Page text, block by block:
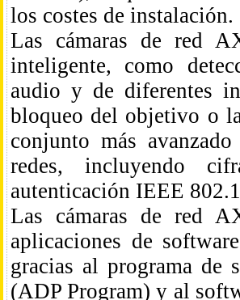
los costes de instalación.
Las cámaras de red
inteligente, como
audio y de diferentes
bloqueo del objetivo o
conjunto más
redes, incluyendo
autenticación IEEE
Las cámaras de red
aplicaciones de
gracias al programa de
(ADP Program) y al